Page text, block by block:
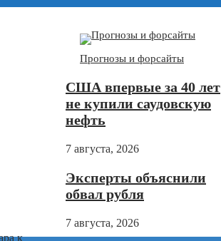
к
Прогнозы и форсайты
США впервые за 40 лет
не купили саудовскую
нефть
7 августа, 2026
Эксперты объяснили
обвал рубля
7 августа, 2026